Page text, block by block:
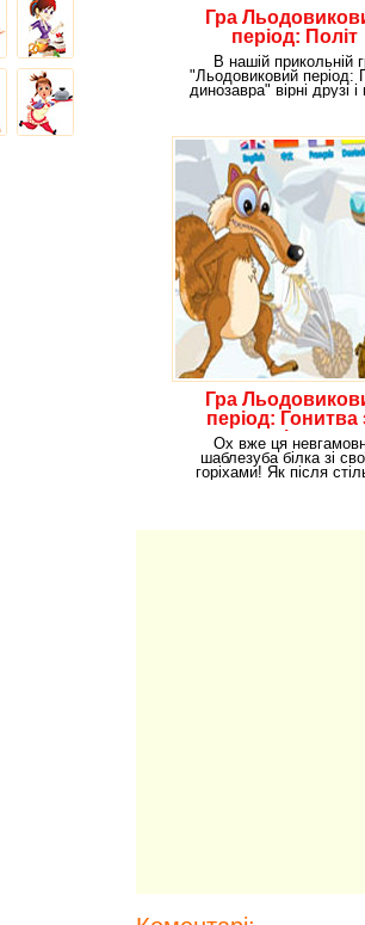
Гра
період: Політ
динозавра
В нашій прикольній
"Льодовиковий період:
динозавра" вірні друзі і
Гра
період: Гонитва
горіхами
Ох вже ця
шаблезуба білка зі
горіхами! Як після